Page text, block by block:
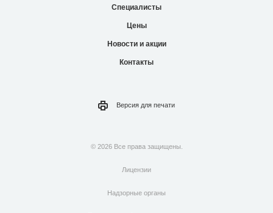
Специалисты
Цены
Новости и акции
Контакты
Версия для печати
© 2026 Все права защищены.
Лицензии
Надзорные органы